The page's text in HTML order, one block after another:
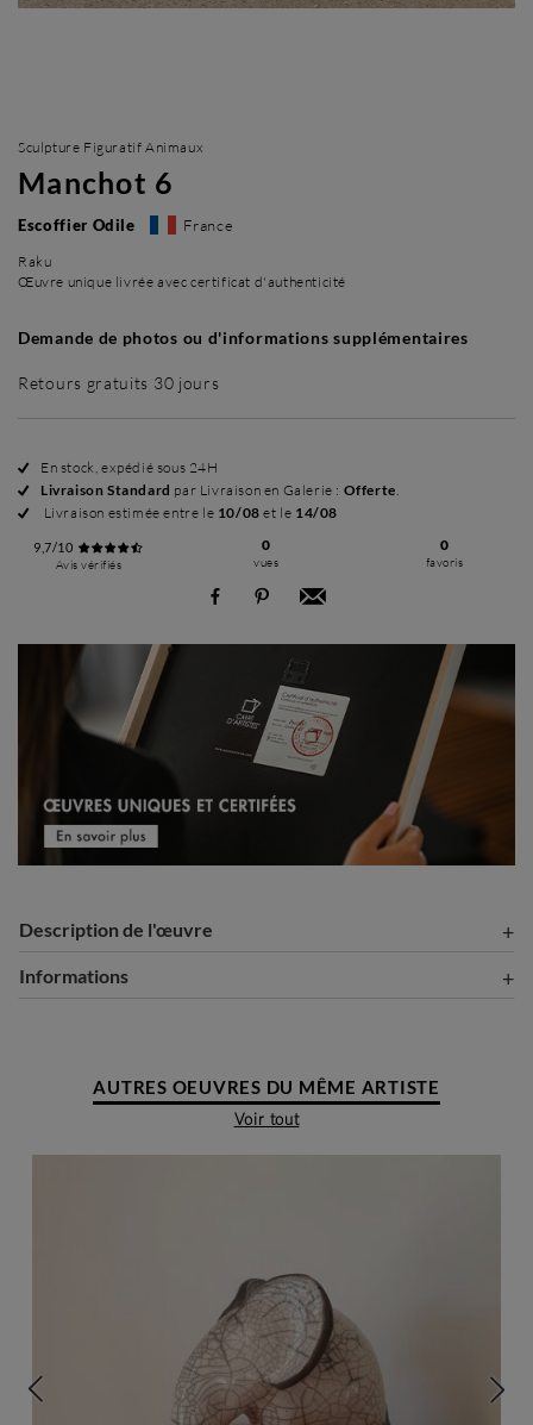
Sculpture Figuratif Animaux
Manchot 6
Escoffier Odile France
Raku
Œuvre unique livrée avec certificat d'authenticité
Demande de photos ou d'informations supplémentaires
Retours gratuits 30 jours
En stock, expédié sous 24H
Livraison Standard par Livraison en Galerie : Offerte.
Livraison estimée entre le 10/08 et le 14/08
9,7/10
Avis vérifiés
0
vues
0
favoris
Description de l'œuvre
Informations
AUTRES OEUVRES DU MÊME ARTISTE
Voir tout